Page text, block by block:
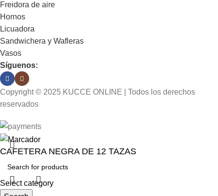
Freidora de aire
Hornos
Licuadora
Sandwichera y Wafleras
Vasos
Síguenos:
Copyright © 2025 KUCCE ONLINE | Todos los derechos
reservados
Select category
CAFETERA NEGRA DE 12 TAZAS